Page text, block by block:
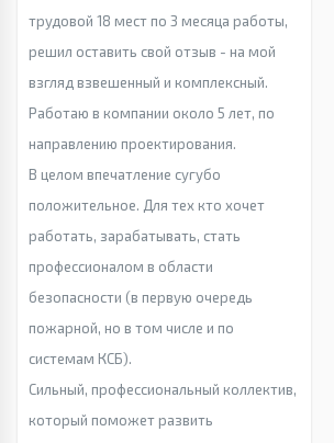
трудовой 18 мест по 3 месяца работы,
решил оставить свой отзыв - на мой
взгляд взвешенный и комплексный.
Работаю в компании около 5 лет, по
направлению проектирования.
В целом впечатление сугубо
положительное. Для тех кто хочет
работать, зарабатывать, стать
профессионалом в области
безопасности (в первую очередь
пожарной, но в том числе и по
системам КСБ).
Сильный, профессиональный коллектив,
который поможет развить